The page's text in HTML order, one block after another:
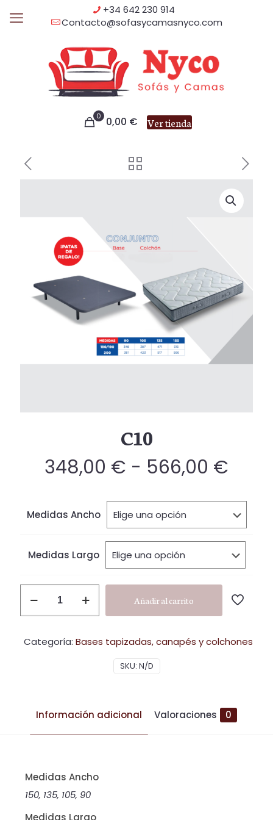
+34 642 230 914
Contacto@sofasycamasnyco.com
0 0,00 € Ver tienda
C10
348,00 € - 566,00 €
Medidas Ancho
Medidas Largo
cantidad
Añadir al carrito
SKU: N/D
Categoría: Bases tapizadas, canapés y colchones
Información adicional Valoraciones 0
Medidas Ancho
150, 135, 105, 90
Medidas Largo